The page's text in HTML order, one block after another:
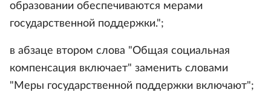
образовании обеспечиваются мерами
государственной поддержки.";
в абзаце втором слова "Общая социальная
компенсация включает" заменить словами
"Меры государственной поддержки включают";